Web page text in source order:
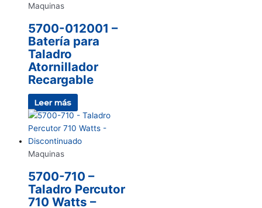
Maquinas
5700-012001 –
Batería para
Taladro
Atornillador
Recargable
Leer más
Maquinas
5700-710 –
Taladro Percutor
710 Watts –